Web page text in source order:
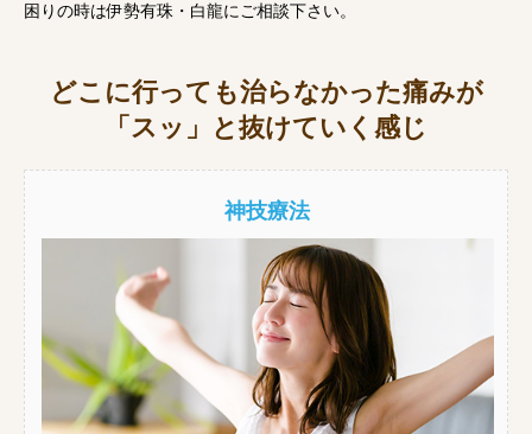
困りの時は伊勢有珠・白龍にご相談下さい。
どこに行っても治らなかった痛みが
「スッ」と抜けていく感じ
神技療法